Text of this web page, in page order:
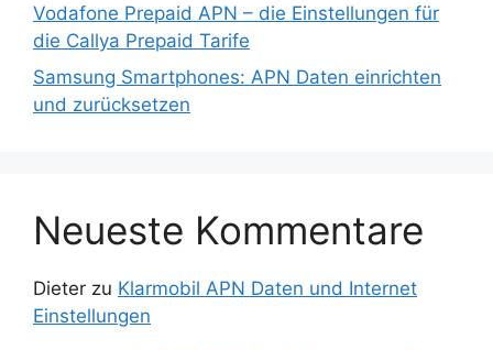
Vodafone Prepaid APN – die Einstellungen für
die Callya Prepaid Tarife
Samsung Smartphones: APN Daten einrichten
und zurücksetzen
Neueste Kommentare
Dieter zu Klarmobil APN Daten und Internet
Einstellungen